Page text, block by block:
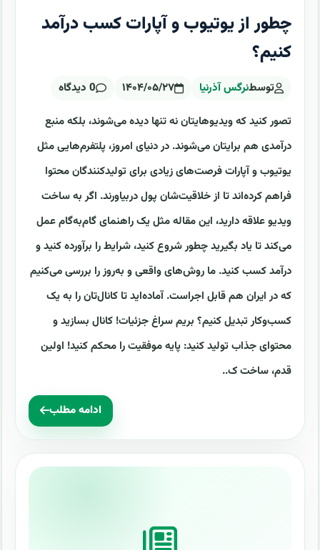
چطور از یوتیوب و آپارات کسب درآمد
کنیم؟
توسطنرگس آذرنیا ۱۴۰۴/۰۵/۲۷ 0 دیدگاه
تصور کنید که ویدیوهایتان نه تنها دیده می‌شوند، بلکه منبع
درآمدی هم برایتان می‌شوند. در دنیای امروز، پلتفرم‌هایی مثل
یوتیوب و آپارات فرصت‌های زیادی برای تولیدکنندگان محتوا
فراهم کرده‌اند تا از خلاقیت‌شان پول دربیاورند. اگر به ساخت
ویدیو علاقه دارید، این مقاله مثل یک راهنمای گام‌به‌گام عمل
می‌کند تا یاد بگیرید چطور شروع کنید، شرایط را برآورده کنید و
درآمد کسب کنید. ما روش‌های واقعی و به‌روز را بررسی می‌کنیم
که در ایران هم قابل اجراست. آماده‌اید تا کانال‌تان را به یک
کسب‌وکار تبدیل کنیم؟ بریم سراغ جزئیات! کانال بسازید و
محتوای جذاب تولید کنید: پایه موفقیت را محکم کنید! اولین
قدم، ساخت ک..
ادامه مطلب